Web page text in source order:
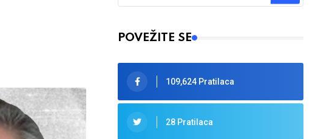
Type 2 or more characters for results.
POVEŽITE SE
109,624 Pratilaca
28 Pratilaca